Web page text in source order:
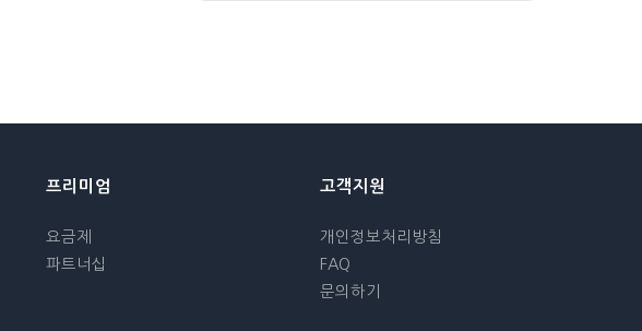
프리미엄
요금제
파트너십
고객지원
개인정보처리방침
FAQ
문의하기